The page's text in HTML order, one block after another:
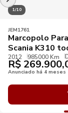
1/10
JEM1761
Marcopolo
Scania K310
2012 985000 Km
R$
Anunciado há 4 meses